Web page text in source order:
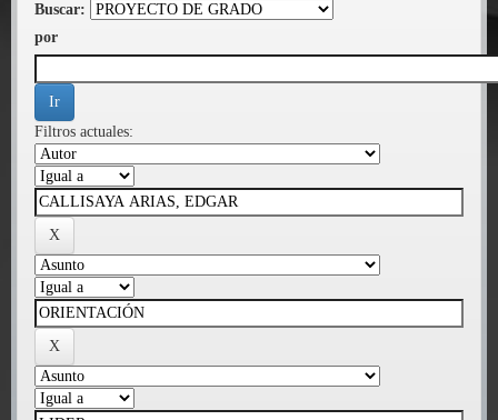
Buscar:
por
Filtros actuales: